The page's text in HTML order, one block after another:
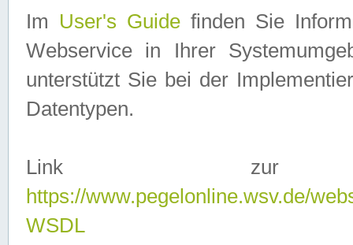
Im User's Guidefinden Sie
Webservice in Ihrer
unterstützt Sie bei der
Datentypen.
Link zur
https://www.pegelonline.wsv.de/
WSDL